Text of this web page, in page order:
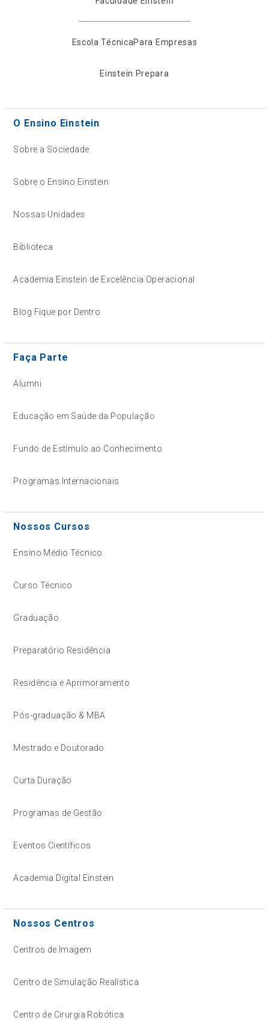
Escola TécnicaPara Empresas
Einstein Prepara
O Ensino Einstein
Sobre a Sociedade
Sobre o Ensino Einstein
Nossas Unidades
Biblioteca
Academia Einstein de Excelência Operacional
Blog Fique por Dentro
Faça Parte
Alumni
Educação em Saúde da População
Fundo de Estímulo ao Conhecimento
Programas Internacionais
Nossos Cursos
Ensino Médio Técnico
Curso Técnico
Graduação
Preparatório Residência
Residência e Aprimoramento
Pós-graduação & MBA
Mestrado e Doutorado
Curta Duração
Programas de Gestão
Eventos Científicos
Academia Digital Einstein
Nossos Centros
Centros de Imagem
Centro de Simulação Realística
Centro de Cirurgia Robótica